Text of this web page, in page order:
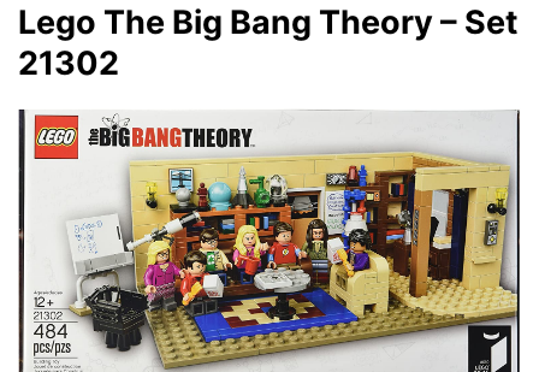
Lego The Big Bang Theory – Set
21302